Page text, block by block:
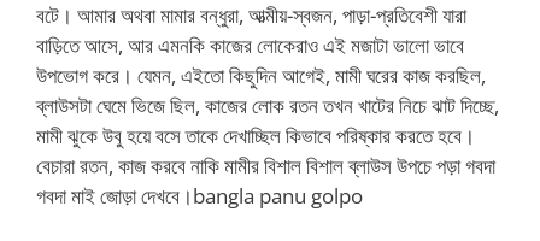
বটে। আমার অথবা মামার বন্ধুরা, আত্মীয়-স্বজন, পাড়া-প্রতিবেশী যারা
বাড়িতে আসে, আর এমনকি কাজের লোকেরাও এই মজাটা ভালো ভাবে
উপভোগ করে। যেমন, এইতো কিছুদিন আগেই, মামী ঘরের কাজ করছিল,
ব্লাউসটা ঘেমে ভিজে ছিল, কাজের লোক রতন তখন খাটের নিচে ঝাট দিচ্ছে,
মামী ঝুকে উবু হয়ে বসে তাকে দেখাচ্ছিল কিভাবে পরিষ্কার করতে হবে।
বেচারা রতন, কাজ করবে নাকি মামীর বিশাল বিশাল ব্লাউস উপচে পড়া গবদা
গবদা মাই জোড়া দেখবে।bangla panu golpo